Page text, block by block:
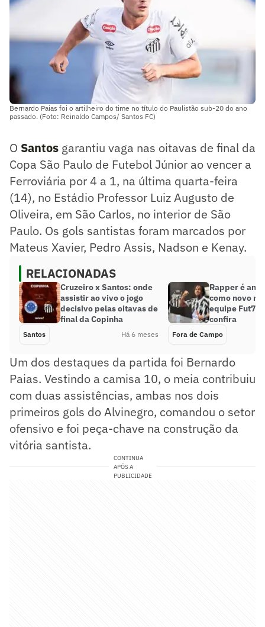
Bernardo Paias foi o artilheiro do time no título do Paulistão sub-20 do ano
passado. (Foto: Reinaldo Campos/ Santos FC)
O Santos garantiu vaga nas oitavas de final da
Copa São Paulo de Futebol Júnior ao vencer a
Ferroviária por 4 a 1, na última quarta-feira
(14), no Estádio Professor Luiz Augusto de
Oliveira, em São Carlos, no interior de São
Paulo. Os gols santistas foram marcados por
Mateus Xavier, Pedro Assis, Nadson e Kenay.
RELACIONADAS
Cruzeiro x Santos: onde
assistir ao vivo o jogo
decisivo pelas oitavas de
final da Copinha
Santos Há 6 meses
Rapper é
como novo
equipe Fut7
confira
Fora de Campo
Um dos destaques da partida foi Bernardo
Paias. Vestindo a camisa 10, o meia contribuiu
com duas assistências, ambas nos dois
primeiros gols do Alvinegro, comandou o setor
ofensivo e foi peça-chave na construção da
vitória santista.
CONTINUA
APÓS A
PUBLICIDADE